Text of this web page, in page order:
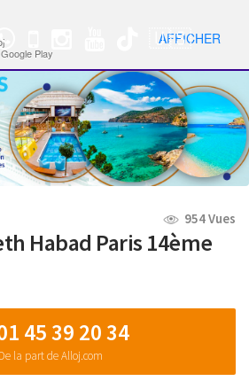
🇺🇸 Nav
954 Vues
Habad Paris 14ème
45 39 20 34
De la part de Alloj.com
Play
AFFICHER